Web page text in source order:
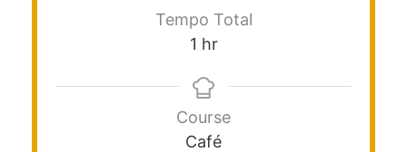
Tempo Total
1 hr
Course
Café